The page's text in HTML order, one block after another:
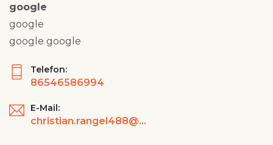
google
google
google google
Telefon:
86546586994
E-Mail:
christian.rangel488@gmail.com